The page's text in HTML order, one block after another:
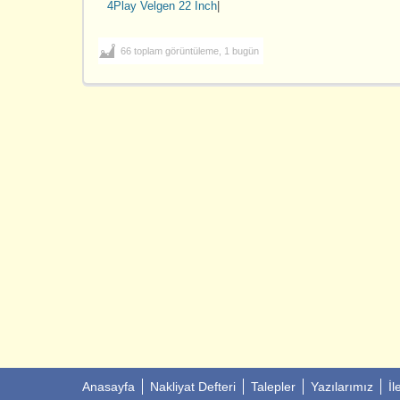
4Play Velgen 22 İnch
66 toplam görüntüleme, 1 bugün
Anasayfa Nakliyat Defteri Talepler Yazılarımız